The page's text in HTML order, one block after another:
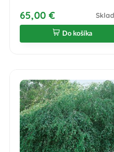
65,00 €
Do košíka